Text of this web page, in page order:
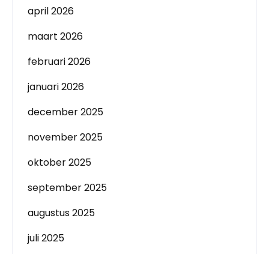
april 2026
maart 2026
februari 2026
januari 2026
december 2025
november 2025
oktober 2025
september 2025
augustus 2025
juli 2025